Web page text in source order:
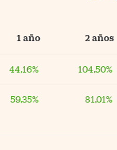
1 año 2 años
44,16% 104,50%
59,35% 81,01%